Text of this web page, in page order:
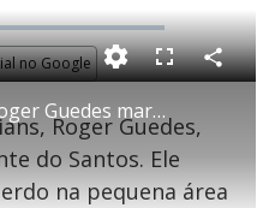
no Google
Após escanteio, Roger Guedes marca gol e coloca o Corinthians na frente do Santos
F
s
c
r
e
n
C
o
a
Roger Guedes,
do Santos. Ele
na pequena área